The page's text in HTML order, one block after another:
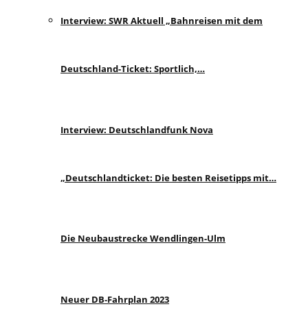
Interview: SWR Aktuell „Bahnreisen mit dem
Deutschland-Ticket: Sportlich,…
Interview: Deutschlandfunk Nova
„Deutschlandticket: Die besten Reisetipps mit…
Die Neubaustrecke Wendlingen-Ulm
Neuer DB-Fahrplan 2023